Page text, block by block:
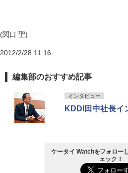
(関口 聖)
2012/2/28 11:16
編集部のおすすめ記事
インタビュー
KDDI田中社長イ
ケータイ Watchをフォロー
ェック！